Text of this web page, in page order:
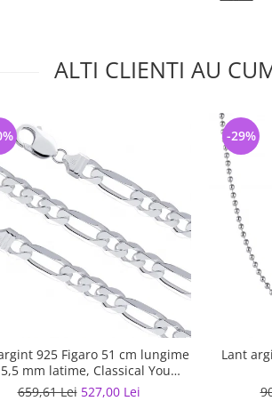
ALTI CLIENTI AU
925 Figaro 51 cm lungime
mm latime, Classical You
LSX0202
659,61 Lei 527,00 Lei
Lant
-29%